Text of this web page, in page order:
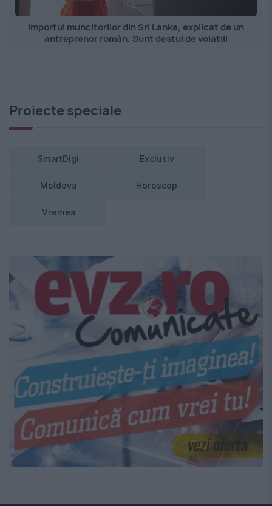
Importul muncitorilor din Sri Lanka, explicat de un
antreprenor român. Sunt destul de volatili
Proiecte speciale
SmartDigi Exclusiv
Moldova Horoscop
Vremea